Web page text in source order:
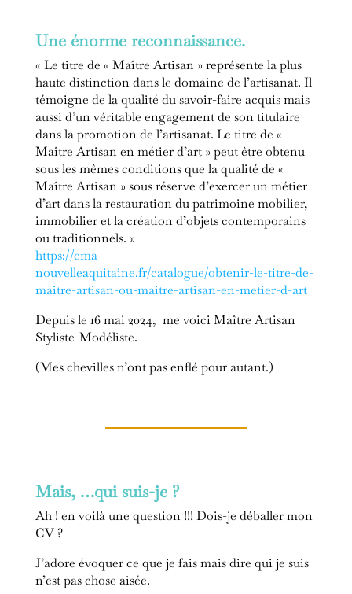
Une énorme reconnaissance.
« Le titre de « Maître Artisan » représente la plus
haute distinction dans le domaine de l’artisanat. Il
témoigne de la qualité du savoir-faire acquis mais
aussi d’un véritable engagement de son titulaire
dans la promotion de l’artisanat. Le titre de «
Maître Artisan en métier d’art » peut être obtenu
sous les mêmes conditions que la qualité de «
Maître Artisan » sous réserve d’exercer un métier
d’art dans la restauration du patrimoine mobilier,
immobilier et la création d’objets contemporains
ou traditionnels. »
https://cma-
nouvelleaquitaine.fr/catalogue/obtenir-le-titre-de-
maitre-artisan-ou-maitre-artisan-en-metier-d-art
Depuis le 16 mai 2024, me voici Maître Artisan
Styliste-Modéliste.
(Mes chevilles n’ont pas enflé pour autant.)
Mais, …qui suis-je ?
Ah ! en voilà une question !!! Dois-je déballer mon
CV ?
J’adore évoquer ce que je fais mais dire qui je suis
n’est pas chose aisée.